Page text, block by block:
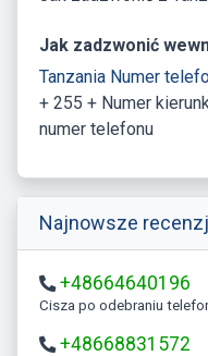
Jak zadzwonić
Tanzania Numer
+ 255 + Numer
numer telefonu
Najnowsze
+48664640196
Cisza po odebraniu
+48668831572